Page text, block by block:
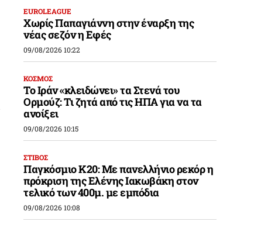
EUROLEAGUE
Χωρίς Παπαγιάννη στην έναρξη της
νέας σεζόν η Εφές
09/08/2026 10:22
ΚΟΣΜΟΣ
Το Ιράν «κλειδώνει» τα Στενά του
Ορμούζ: Τι ζητά από τις ΗΠΑ για να τα
ανοίξει
09/08/2026 10:15
ΣΤΙΒΟΣ
Παγκόσμιο Κ20: Με πανελλήνιο ρεκόρ η
πρόκριση της Ελένης Ιακωβάκη στον
τελικό των 400μ. με εμπόδια
09/08/2026 10:08